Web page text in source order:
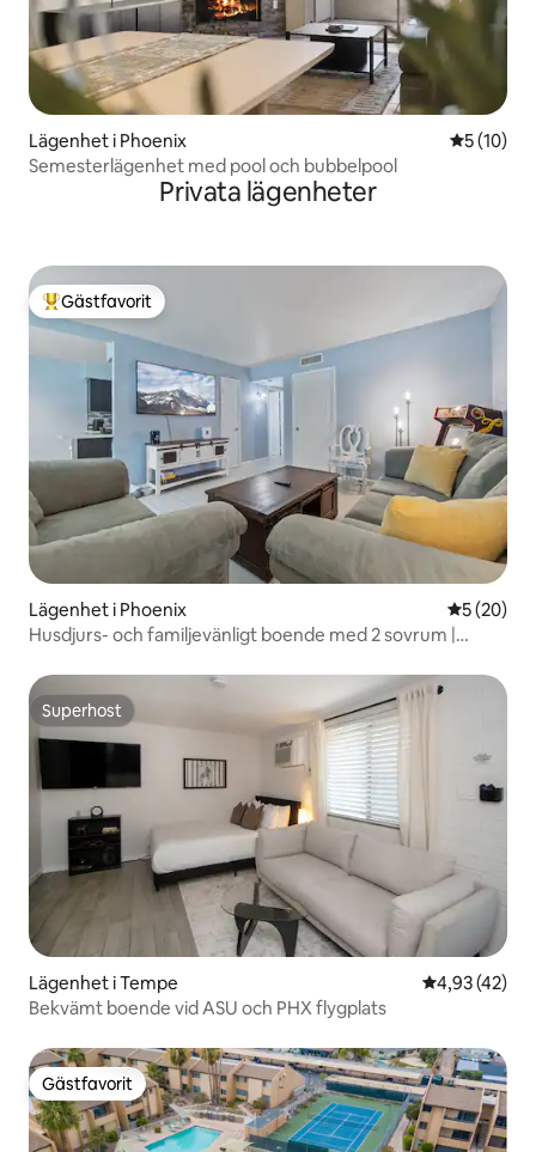
Lägenhet i Phoenix 5 av 5 i
5 (10)
Semesterlägenhet med pool och bubbelpool
Privata lägenheter
Populär gästfavorit
Gästfavorit
Lägenhet i Phoenix 5 av 5 i
5 (20)
Husdjurs- och familjevänligt boende med 2 sovrum |
Superhost
Superhost
Lägenhet i Tempe 4,93 av 5 i
4,93 (42)
Bekvämt boende vid ASU och PHX flygplats
Gästfavorit
Gästfavorit